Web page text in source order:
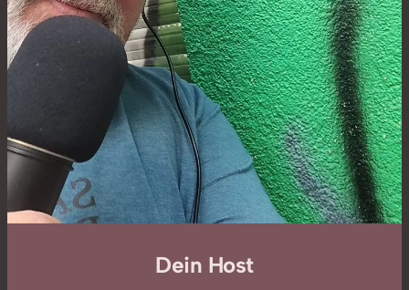
Dein Host